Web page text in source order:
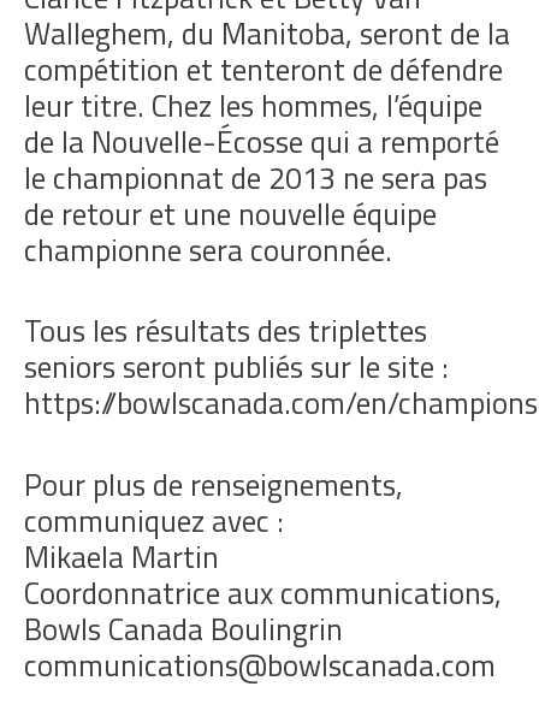
Walleghem, du Manitoba, seront de la
compétition et tenteront de défendre
leur titre. Chez les hommes, l’équipe
de la Nouvelle-Écosse qui a remporté
le championnat de 2013 ne sera pas
de retour et une nouvelle équipe
championne sera couronnée.
Tous les résultats des triplettes
seniors seront publiés sur le site :
https://bowlscanada.com/en/
Pour plus de renseignements,
communiquez avec :
Mikaela Martin
Coordonnatrice aux communications,
Bowls Canada Boulingrin
communications@bowlscanada.com